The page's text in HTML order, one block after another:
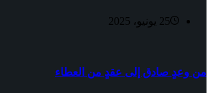
25 يونيو، 2025
من وعدٍ صادق إلى عقدٍ من العطاء